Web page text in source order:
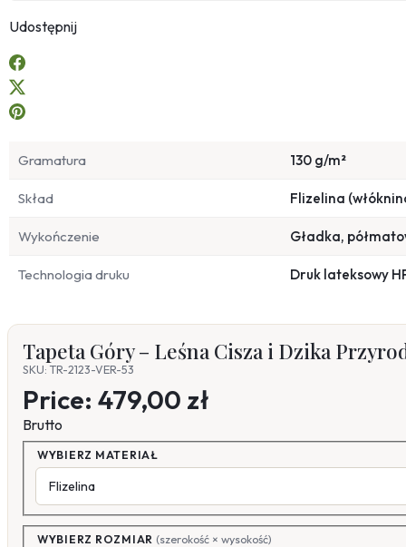
Udostępnij
Gramatura 130 g/m²
Skład Flizelina
Wykończenie Gładka,
Technologia druku Druk lateksowy
Tapeta Góry – Leśna Cisza i Dzika
SKU: TR-2123-VER-53
Price: 479,00 zł
Brutto
WYBIERZ MATERIAŁ
WYBIERZ ROZMIAR (szerokość × wysokość)